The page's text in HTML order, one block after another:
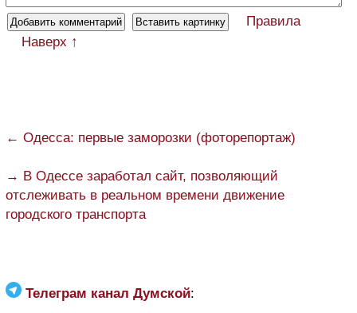
Правила
Наверх ↑
← Одесса: первые заморозки (фоторепортаж)
→ В Одессе заработал сайт, позволяющий
отслеживать в реальном времени движение
городского транспорта
Телеграм канал Думской: